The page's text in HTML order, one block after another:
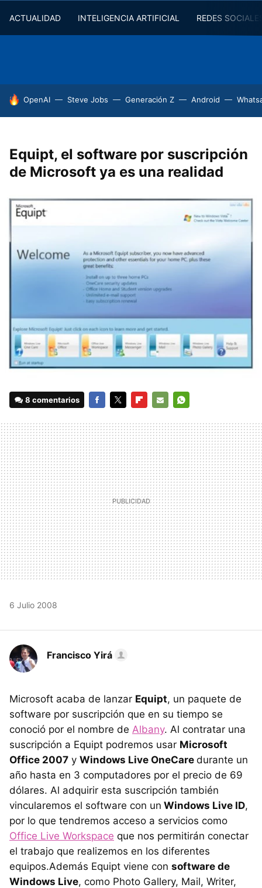
ACTUALIDAD INTELIGENCIA ARTIFICIAL REDES
HOY SE HABLA DE
OpenAI Steve Jobs Generación Z Android
Equipt, el software por suscripción
de Microsoft ya es una realidad
8 comentarios
MAIL
6 Julio 2008
Francisco Yirá
Microsoft acaba de lanzar Equipt, un paquete de
software por suscripción que en su tiempo se
conoció por el nombre de Albany. Al contratar una
suscripción a Equipt podremos usar Microsoft
Office 2007 y Windows Live OneCare durante un
año hasta en 3 computadores por el precio de 69
dólares. Al adquirir esta suscripción también
vincularemos el software con un Windows Live ID,
por lo que tendremos acceso a servicios como
Office Live Workspace que nos permitirán conectar
el trabajo que realizemos en los diferentes
equipos.Además Equipt viene con software de
Windows Live, como Photo Gallery, Mail, Writer,